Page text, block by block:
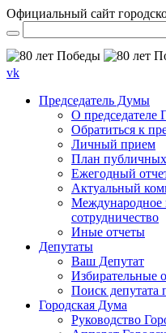
Официальный сайт
vk
Председатель Думы
О председателе
Обратиться к
Личный прием
План
Ежегодный
Актуальный
Международное
сотрудничество
Иные отчеты
Депутаты
Ваш Депутат
Избирательные
Поиск депутата
Городская Дума
Руководство